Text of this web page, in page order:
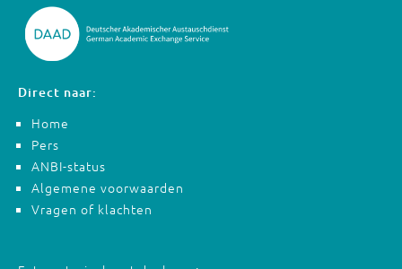
Direct naar:
Home
Pers
ANBI-status
Algemene voorwaarden
Vragen of klachten